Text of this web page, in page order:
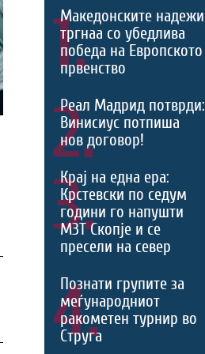
1.
Македонските надежи
тргнаа со убедлива
победа на Европското
првенство
2.
Реал Мадрид потврди:
Винисиус потпиша
нов договор!
3.
Крај на една ера:
Крстевски по седум
години го напушти
МЗТ Скопје и се
пресели на север
4.
Познати групите за
меѓународниот
ракометен турнир во
Струга